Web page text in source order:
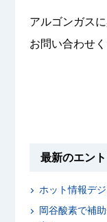
アルゴンガス
お問い合わせく
最新のエン
ホット情報デ
岡谷酸素で補